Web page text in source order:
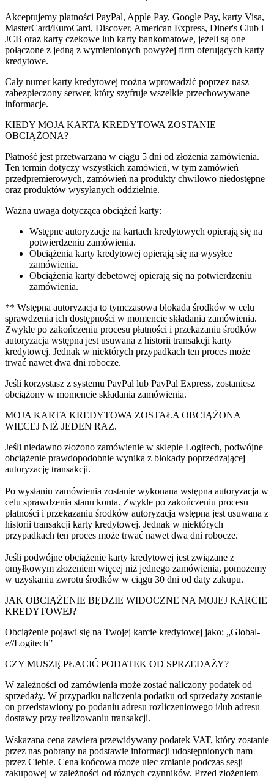
Akceptujemy płatności PayPal, Apple Pay, Google Pay, karty Visa,
MasterCard/EuroCard, Discover, American Express, Diner's Club i
JCB oraz karty czekowe lub karty bankomatowe, jeżeli są one
połączone z jedną z wymienionych powyżej firm oferujących karty
kredytowe.
Cały numer karty kredytowej można wprowadzić poprzez nasz
zabezpieczony serwer, który szyfruje wszelkie przechowywane
informacje.
KIEDY MOJA KARTA KREDYTOWA ZOSTANIE
OBCIĄŻONA?
Płatność jest przetwarzana w ciągu 5 dni od złożenia zamówienia.
Ten termin dotyczy wszystkich zamówień, w tym zamówień
przedpremierowych, zamówień na produkty chwilowo niedostępne
oraz produktów wysyłanych oddzielnie.
Ważna uwaga dotycząca obciążeń karty:
Wstępne autoryzacje na kartach kredytowych opierają się na
potwierdzeniu zamówienia.
Obciążenia karty kredytowej opierają się na wysyłce
zamówienia.
Obciążenia karty debetowej opierają się na potwierdzeniu
zamówienia.
** Wstępna autoryzacja to tymczasowa blokada środków w celu
sprawdzenia ich dostępności w momencie składania zamówienia.
Zwykle po zakończeniu procesu płatności i przekazaniu środków
autoryzacja wstępna jest usuwana z historii transakcji karty
kredytowej. Jednak w niektórych przypadkach ten proces może
trwać nawet dwa dni robocze.
Jeśli korzystasz z systemu PayPal lub PayPal Express, zostaniesz
obciążony w momencie składania zamówienia.
MOJA KARTA KREDYTOWA ZOSTAŁA OBCIĄŻONA
WIĘCEJ NIŻ JEDEN RAZ.
Jeśli niedawno złożono zamówienie w sklepie Logitech, podwójne
obciążenie prawdopodobnie wynika z blokady poprzedzającej
autoryzację transakcji.
Po wysłaniu zamówienia zostanie wykonana wstępna autoryzacja w
celu sprawdzenia stanu konta. Zwykle po zakończeniu procesu
płatności i przekazaniu środków autoryzacja wstępna jest usuwana z
historii transakcji karty kredytowej. Jednak w niektórych
przypadkach ten proces może trwać nawet dwa dni robocze.
Jeśli podwójne obciążenie karty kredytowej jest związane z
omyłkowym złożeniem więcej niż jednego zamówienia, pomożemy
w uzyskaniu zwrotu środków w ciągu 30 dni od daty zakupu.
JAK OBCIĄŻENIE BĘDZIE WIDOCZNE NA MOJEJ KARCIE
KREDYTOWEJ?
Obciążenie pojawi się na Twojej karcie kredytowej jako: „Global-
e//Logitech”
CZY MUSZĘ PŁACIĆ PODATEK OD SPRZEDAŻY?
W zależności od zamówienia może zostać naliczony podatek od
sprzedaży. W przypadku naliczenia podatku od sprzedaży zostanie
on przedstawiony po podaniu adresu rozliczeniowego i/lub adresu
dostawy przy realizowaniu transakcji.
Wskazana cena zawiera przewidywany podatek VAT, który zostanie
przez nas pobrany na podstawie informacji udostępnionych nam
przez Ciebie. Cena końcowa może ulec zmianie podczas sesji
zakupowej w zależności od różnych czynników. Przed złożeniem